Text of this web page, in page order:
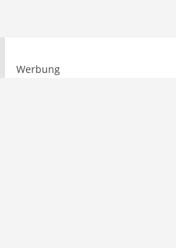
Werbung